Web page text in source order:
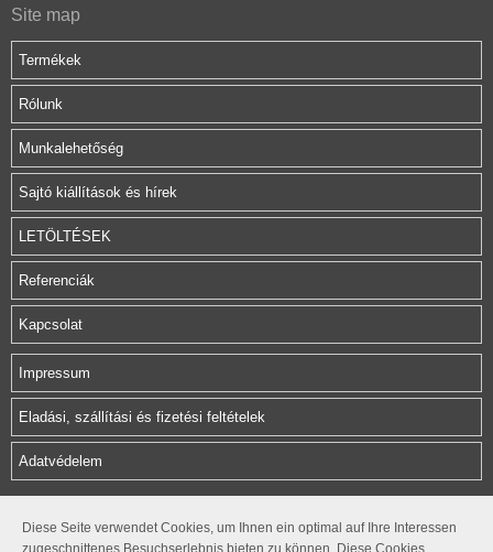
Diese Seite verwendet Cookies, um Ihnen ein optimal auf Ihre Interessen
zugeschnittenes Besuchserlebnis bieten zu können. Diese Cookies
Site map
Termékek
Rólunk
Munkalehetőség
Sajtó kiállítások és hírek
LETÖLTÉSEK
Referenciák
Kapcsolat
Impressum
Eladási, szállítási és fizetési feltételek
Adatvédelem